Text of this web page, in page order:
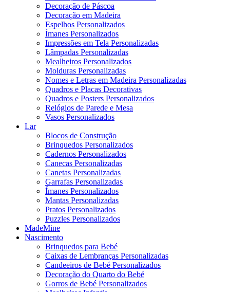
Decoração de Páscoa
Decoração em Madeira
Espelhos Personalizados
Ímanes Personalizados
Impressões em Tela Personalizadas
Lâmpadas Personalizadas
Mealheiros Personalizados
Molduras Personalizadas
Nomes e Letras em Madeira Personalizadas
Quadros e Placas Decorativas
Quadros e Posters Personalizados
Relógios de Parede e Mesa
Vasos Personalizados
Lar
Blocos de Construção
Brinquedos Personalizados
Cadernos Personalizados
Canecas Personalizadas
Canetas Personalizadas
Garrafas Personalizadas
Ímanes Personalizados
Mantas Personalizadas
Pratos Personalizados
Puzzles Personalizados
MadeMine
Nascimento
Brinquedos para Bebé
Caixas de Lembranças Personalizadas
Candeeiros de Bebé Personalizados
Decoração do Quarto do Bebé
Gorros de Bebé Personalizados